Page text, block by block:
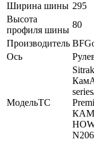
Ширина шины 295
Высота
профиля шины
80
Производитель
Ось
МодельТС